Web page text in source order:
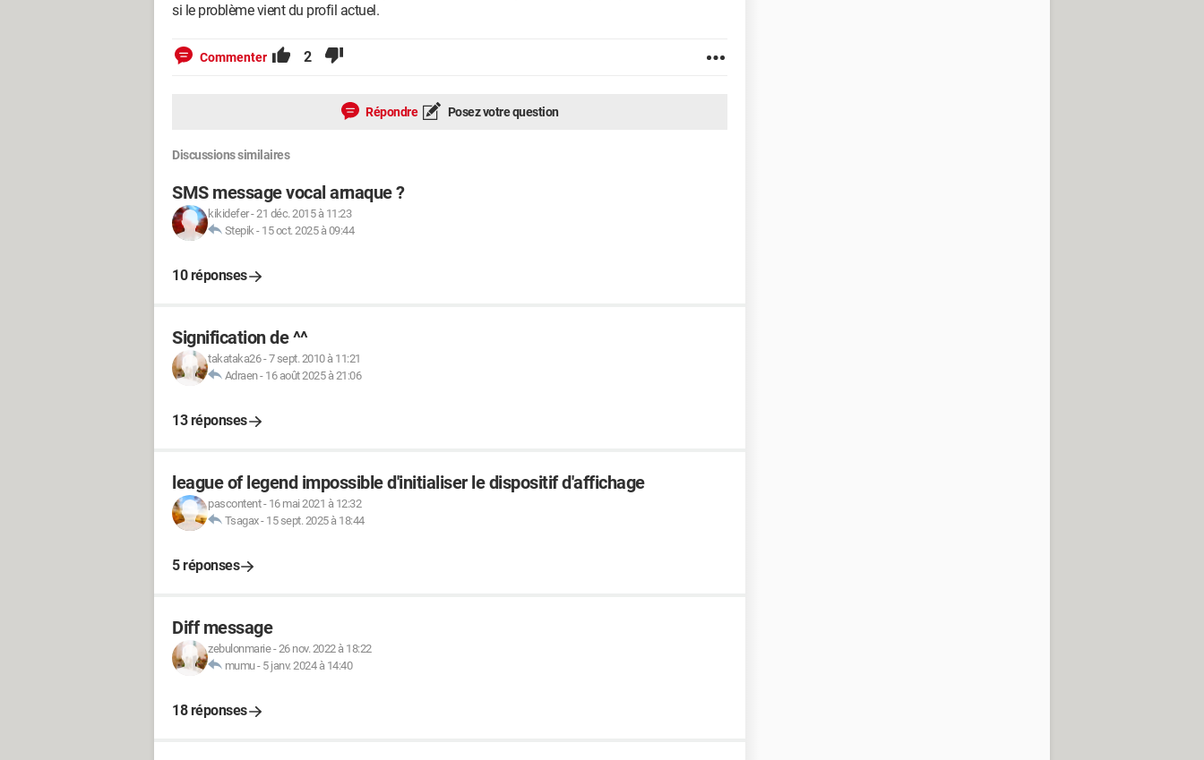
si le problème vient du profil actuel.
Commenter 2
Répondre Posez votre question
Discussions similaires
SMS message vocal arnaque ?
kikidefer-21 déc. 2015 à 11:23
Stepik- 15 oct. 2025 à 09:44
10 réponses
Signification de ^^
takataka26-7 sept. 2010 à 11:21
Adraen- 16 août 2025 à 21:06
13 réponses
league of legend impossible d'initialiser le dispositif d'affichage
pascontent- 16 mai 2021 à 12:32
Tsagax- 15 sept. 2025 à 18:44
5 réponses
Diff message
zebulonmarie-26 nov. 2022 à 18:22
mumu- 5 janv. 2024 à 14:40
18 réponses